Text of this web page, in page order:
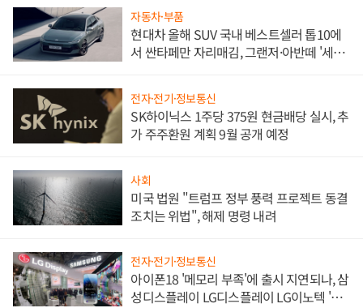
자동차·부품
현대차 올해 SUV 국내 베스트셀러 톱10에
서 싼타페만 자리매김, 그랜저·아반떼 '세단
전자·전기·정보통신
SK하이닉스 1주당 375원 현금배당 실시, 추
가 주주환원 계획 9월 공개 예정
사회
미국 법원 "트럼프 정부 풍력 프로젝트 동결
조치는 위법", 해제 명령 내려
전자·전기·정보통신
아이폰18 '메모리 부족'에 출시 지연되나, 삼
성디스플레이 LG디스플레이 LG이노텍 '탈